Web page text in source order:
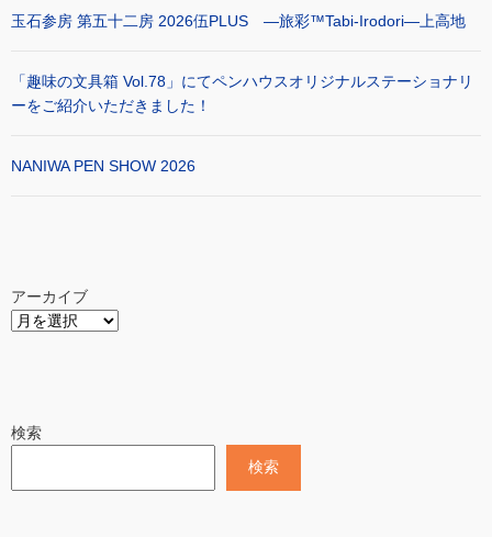
玉石参房 第五十二房 2026伍PLUS ―旅彩™Tabi-Irodori―上高地
「趣味の文具箱 Vol.78」にてペンハウスオリジナルステーショナリ
ーをご紹介いただきました！
NANIWA PEN SHOW 2026
アーカイブ
検索
検索